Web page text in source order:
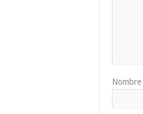
Nombre